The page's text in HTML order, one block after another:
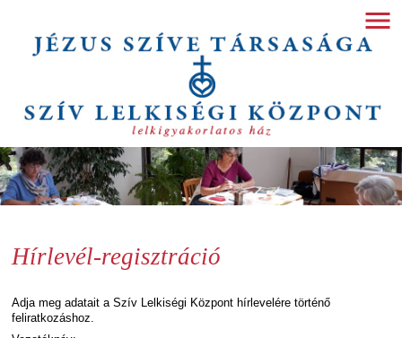
Hírlevél-regisztráció
Adja meg adatait a Szív Lelkiségi Központ hírlevelére történő
feliratkozáshoz.